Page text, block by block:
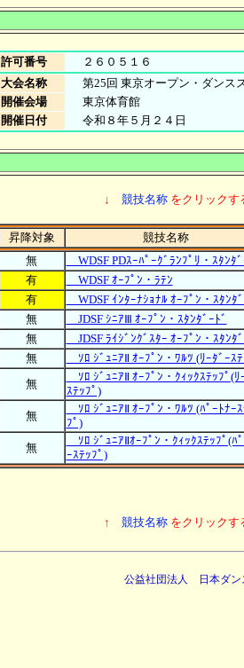
許可番号
２６０５１６
大会名称
第25回 東京オープン・ダンス
開催会場
東京体育館
開催日付
令和８年５月２４日
↓ 競技名称 をクリックす
昇降対象
競技名称
無
WDSF PDｽｰﾊﾟｰｸﾞﾗﾝﾌﾟﾘ・ｽﾀﾝﾀ
有
WDSF ｵｰﾌﾟﾝ・ﾗﾃﾝ
有
WDSF ｲﾝﾀｰﾅｼｮﾅﾙ ｵｰﾌﾟﾝ・ｽﾀﾝﾀ
無
JDSF ｼﾆｱⅢ ｵｰﾌﾟﾝ・ｽﾀﾝﾀﾞｰﾄﾞ
無
JDSF ﾗｲｼﾞﾝｸﾞｽﾀｰ ｵｰﾌﾟﾝ・ｽﾀﾝﾀ
無
ｿﾛ ｼﾞｭﾆｱⅡ ｵｰﾌﾟﾝ・ﾜﾙﾂ (ﾘｰﾀﾞｰｽ
無
ｿﾛ ｼﾞｭﾆｱⅡ ｵｰﾌﾟﾝ・ｸｨｯｸｽﾃｯﾌﾟ(ﾘ
ｽﾃｯﾌﾟ)
無
ｿﾛ ｼﾞｭﾆｱⅡ ｵｰﾌﾟﾝ・ﾜﾙﾂ (ﾊﾟｰﾄﾅｰ
ﾌﾟ)
無
ｿﾛ ｼﾞｭﾆｱⅡｵｰﾌﾟﾝ・ｸｨｯｸｽﾃｯﾌﾟ(ﾊ
ｰｽﾃｯﾌﾟ)
↑ 競技名称 をクリックす
公益社団法人 日本ダ